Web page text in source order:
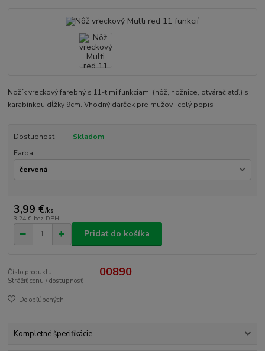
Nožík vreckový farebný s 11-timi funkciami (nôž, nožnice, otvárač atď.) s
karabínkou dĺžky 9cm. Vhodný darček pre mužov. celý popis
Dostupnosť
Skladom
Farba
3,99 €/ks
3,24 € bez DPH
Pridať do košíka
Číslo produktu: 00890
Strážiť cenu / dostupnosť
Do obľúbených
Kompletné špecifikácie